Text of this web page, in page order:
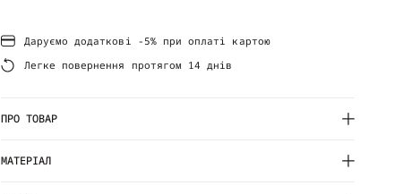
Даруємо додаткові -5% при оплаті картою
Легке повернення протягом 14 днів
ПРО ТОВАР
МАТЕРІАЛ